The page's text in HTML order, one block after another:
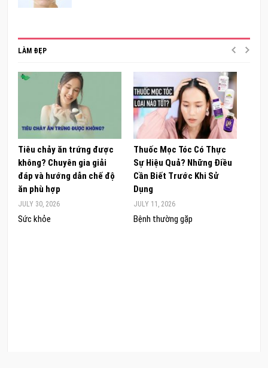
LÀM ĐẸP
Tiêu chảy ăn trứng được
không? Chuyên gia giải
đáp và hướng dẫn chế độ
ăn phù hợp
JULY 30, 2026
Sức khỏe
Thuốc Mọc Tóc Có Thực
Sự Hiệu Quả? Những Điều
Cần Biết Trước Khi Sử
Dụng
JULY 11, 2026
Bệnh thường gặp